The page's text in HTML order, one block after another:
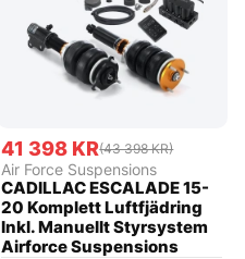
41 398 KR(43 398 KR)
Air Force Suspensions
CADILLAC ESCALADE 15-
20 Komplett Luftfjädring
Inkl. Manuellt Styrsystem
Airforce Suspensions